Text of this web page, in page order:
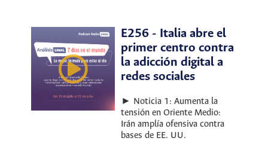
E256 - Italia abre el
primer centro contra
la adicción digital a
redes sociales
► Noticia 1: Aumenta la
tensión en Oriente Medio:
Irán amplía ofensiva contra
bases de EE. UU.